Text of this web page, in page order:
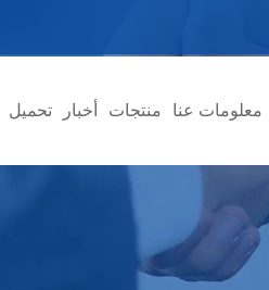
معلومات عنا منتجات أخبار تحميل